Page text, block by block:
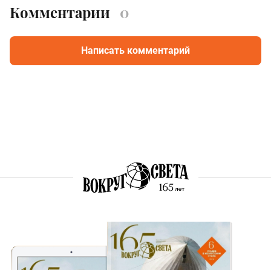
Комментарии 0
Написать комментарий